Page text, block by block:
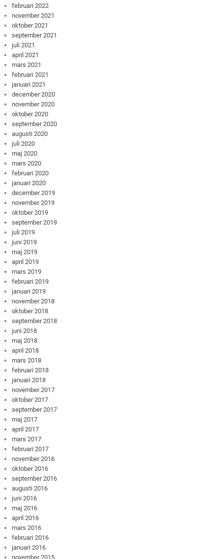
februari 2022
november 2021
oktober 2021
september 2021
juli 2021
april 2021
mars 2021
februari 2021
januari 2021
december 2020
november 2020
oktober 2020
september 2020
augusti 2020
juli 2020
maj 2020
mars 2020
februari 2020
januari 2020
december 2019
november 2019
oktober 2019
september 2019
juli 2019
juni 2019
maj 2019
april 2019
mars 2019
februari 2019
januari 2019
november 2018
oktober 2018
september 2018
juni 2018
maj 2018
april 2018
mars 2018
februari 2018
januari 2018
november 2017
oktober 2017
september 2017
maj 2017
april 2017
mars 2017
februari 2017
november 2016
oktober 2016
september 2016
augusti 2016
juni 2016
maj 2016
april 2016
mars 2016
februari 2016
januari 2016
november 2015